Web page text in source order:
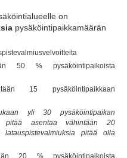
on
pysäköintipaikkamäärän
50 % pysäköintipaikoista
15 pysäköintipaikkaan
yli 30 pysäköintipaikan
pitää asentaa vähintään 20
latauspistevalmiuksia pitää olla
20 % pysäköintipaikoista